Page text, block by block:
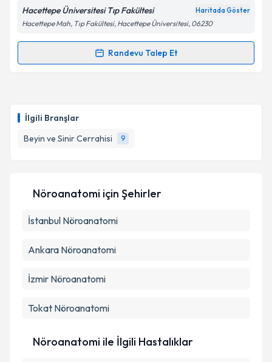
İlgili Branşlar
Beyin ve Sinir Cerrahisi
9
Kişisel verilerimin işlenmesine ilişkinAydınlatma
Metni'ni okudum ve kişisel verilerimin belirtilen
kapsamda işlenmesini kabul ediyorum.
Hacettepe Üniversitesi Tıp Fakültesi Haritada Göster
Hacettepe Mah, Tıp Fakültesi, Hacettepe Üniversitesi, 06230
Randevu Talep Et
Randevu Takvimi Talebi
takvim hazırlandığında e-posta ile bilgilendireceğiz.
Metni'ni okudum ve kişisel verilerimin belirtilen
Nöroanatomi için Şehirler
İstanbul Nöroanatomi
Ankara Nöroanatomi
İzmir Nöroanatomi
Tokat Nöroanatomi
Nöroanatomi ile İlgili Hastalıklar